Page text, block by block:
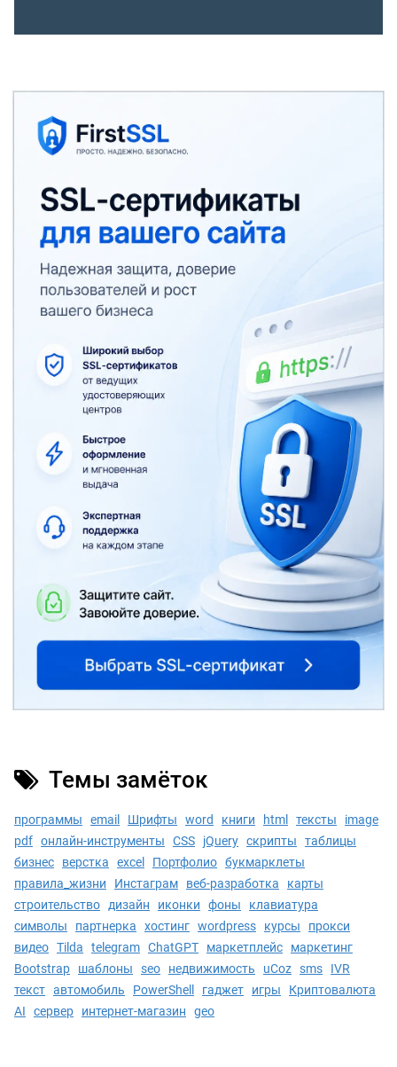
Темы замёток
программы email Шрифты word книги html тексты
image
pdf онлайн-инструменты CSS jQuery скрипты
таблицы
бизнес
верстка excel Портфолио букмарклеты
правила_жизни
Инстаграм веб-разработка
карты
строительство
дизайн иконки фоны
клавиатура
символы
партнерка хостинг wordpress курсы
прокси
видео Tilda telegram ChatGPT маркетплейс
маркетинг
Bootstrap
шаблоны seo недвижимость uCoz sms
IVR
текст автомобиль PowerShell гаджет игры
Криптовалюта
AI
сервер интернет-магазин geo